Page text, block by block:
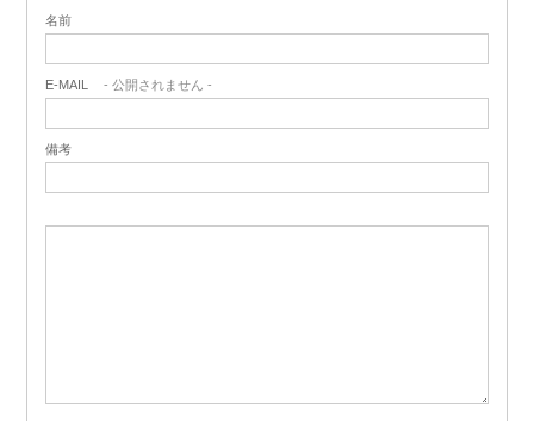
名前
E-MAIL - 公開されません -
備考